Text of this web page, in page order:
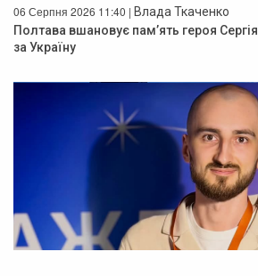
06 Серпня 2026 11:40 | Влада Ткаченко
Полтава вшановує пам’ять героя
за Україну